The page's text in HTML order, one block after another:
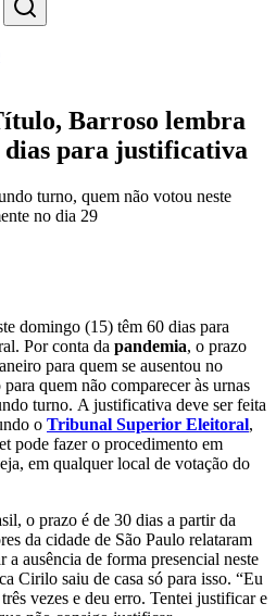
Barroso lembra
dias para justificativa
turno, quem não votou neste
no dia 29
domingo (15) têm 60 dias para
Por conta da pandemia, o prazo
para quem se ausentou no
quem não comparecer às urnas
turno. A justificativa deve ser feita
o Tribunal Superior Eleitoral,
pode fazer o procedimento em
em qualquer local de votação do
o prazo é de 30 dias a partir da
da cidade de São Paulo relataram
ausência de forma presencial neste
Cirilo saiu de casa só para isso. “Eu
vezes e deu erro. Tentei justificar e